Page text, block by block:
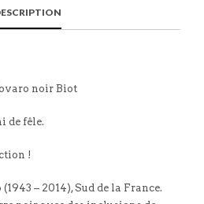
noir Biot
de fêle.
!
– 2014), Sud de la France.